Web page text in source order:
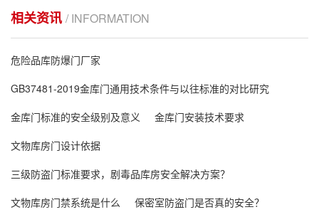
相关资讯 / INFORMATION
危险品库防爆门厂家
GB37481-2019金库门通用技术条件与以往标准的对比研究
金库门标准的安全级别及意义
金库门安装技术要求
文物库房门设计依据
三级防盗门标准要求，剧毒品库房安全解决方案？
文物库房门禁系统是什么
保密室防盗门是否真的安全？